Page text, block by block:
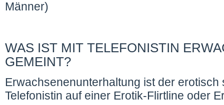
Männer)
WAS IST MIT TELEFONISTIN
GEMEINT?
Erwachsenenunterhaltung ist der
Telefonistin auf einer Erotik-Flirtline oder